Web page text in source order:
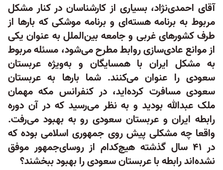
آقای احمدی‌نژاد، بسیاری از کارشناسان در کنار مشکل
مربوط به برنامه هسته‌ای و برنامه موشکی که بارها از
طرف کشورهای غربی و جامعه بین‌الملل به عنوان یکی
از موانع عادی‌سازی روابط مطرح می‌شود، مسئله مربوط
به مشکل ایران با همسایگان و به‌ویژه عربستان
سعودی را عنوان می‌کنند. شما بارها به عربستان
سعودی مسافرت کرده‌اید، در کنفرانس مکه مهمان
ملک عبدالله بودید و به نظر می‌رسید که در آن دوره
رابطه ایران و عربستان سعودی رو به بهبود می‌رفت.
واقعا چه مشکلی پیش روی جمهوری اسلامی بوده که
در ۴۱ سال گذشته هیچ‌کدام از روسای‌جمهور موفق
نشده‌اند رابطه با عربستان سعودی را بهبود ببخشند؟